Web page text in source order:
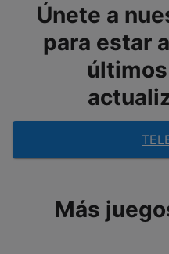
Únete a
para estar
Más